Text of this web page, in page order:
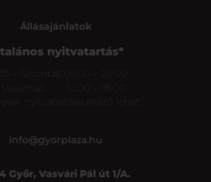
Állásajánlatok
nyitvatartás*
nyitvatartása eltérő lehet.
info@gyorplaza.hu
Győr, Vasvári Pál út 1/A.